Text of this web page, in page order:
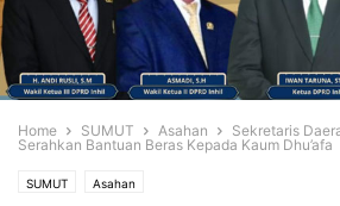
Home SUMUT Asahan
Sekretaris
Serahkan Bantuan Beras Kepada Kaum Dhu’afa
SUMUT Asahan